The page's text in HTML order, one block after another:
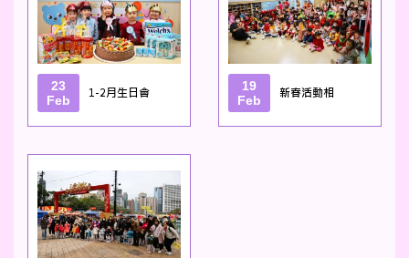
23
Feb
1-2月生日會
19
Feb
新春活動相